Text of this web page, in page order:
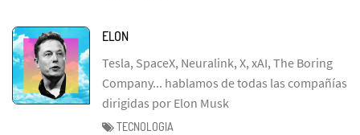
ELON
Tesla, SpaceX, Neuralink, X, xAI, The Boring
Company... hablamos de todas las compañías
dirigidas por Elon Musk
TECNOLOGIA